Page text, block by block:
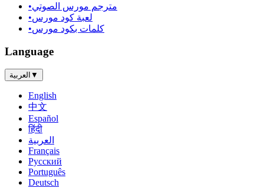
•مترجم مورس الصوتي
•لعبة كود مورس
•كلمات بكود مورس
Language
العربية ▼
English
中文
Español
हिंदी
العربية
Français
Русский
Português
Deutsch